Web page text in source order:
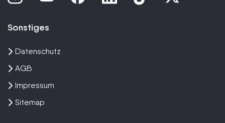
Sonstiges
Datenschutz
AGB
Impressum
Sitemap